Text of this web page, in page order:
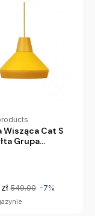
Wisząca Cat S
Grupa
549.00 -7%